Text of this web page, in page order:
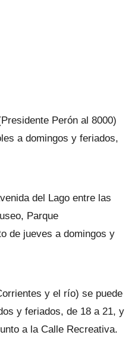
Perón al 8000)
a domingos y feriados,
del Lago entre las
Parque
de jueves a domingos y
y el río) se puede
y feriados, de 18 a 21, y
a la Calle Recreativa.